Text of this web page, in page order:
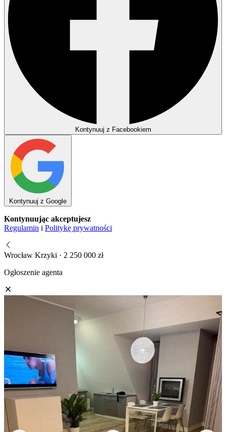
Kontynuuj z Facebookiem
Kontynuuj z Google
Kontynuując akceptujesz
Regulamin i Politykę prywatności
Wrocław Krzyki · 2 250 000 zł
Ogłoszenie agenta